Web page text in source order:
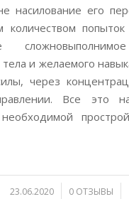
насилование его
количеством
тела и желаемого
через
Все это
23.06.2020
/ 0 ОТЗЫВЫ
/